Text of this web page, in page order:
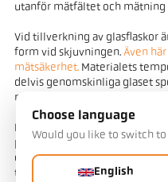
utanför mätfältet och mätning
Vid tillverkning av glasflaskor
form vid skjuvningen. Även
mätsäkerhet.Materialets
delvis genomskinliga glaset
reduceras kraftigt med
I tråddragningssystem
passerar genom en
oundvikligt att tråden svänger
tunna trådar kan fluktuationen
Choose language
Would you like to switch to
English